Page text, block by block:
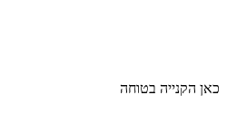
כאן הקנייה בטוחה